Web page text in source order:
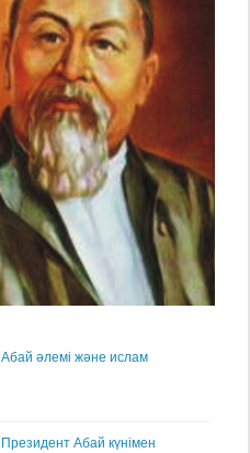
Абай әлемі және ислам
Президент Абай күнімен